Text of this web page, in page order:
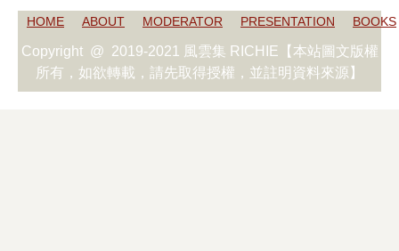
HOME ABOUT MODERATOR PRESENTATION BOOKS
Copyright @ 2019-2021 風雲集 RICHIE【本站圖文版權
所有，如欲轉載，請先取得授權，並註明資料來源】